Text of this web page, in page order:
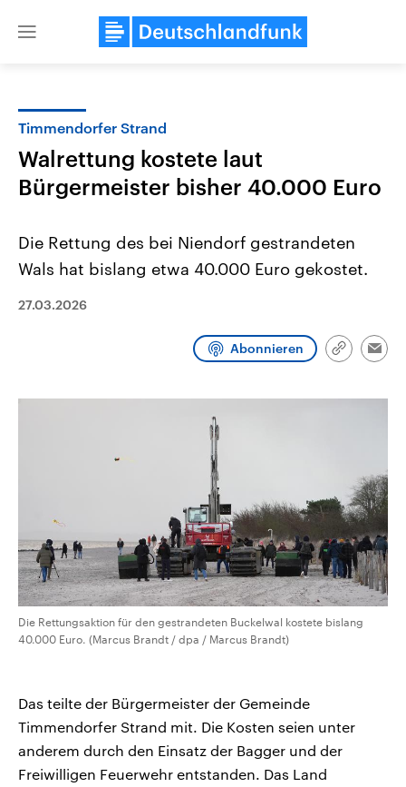
Close
Bundesland von einer Koalition aus
Wahlprogramme, aktuelle Berichte
und Hintergründe zu den Parteien
und Kandidaten der anstehenden
Hintergründe
Wirtschaftlich und
mit großem Einfluss auf
Timmendorfer Strand
Walrettung kostete laut
Bürgermeister bisher 40.000 Euro
Die Rettung des bei Niendorf gestrandeten
Wals hat bislang etwa 40.000 Euro gekostet.
27.03.2026
Abonnieren
Link
Die Rettungsaktion für den gestrandeten Buckelwal kostete bislang
40.000 Euro. (Marcus Brandt / dpa / Marcus Brandt)
Das teilte der Bürgermeister der Gemeinde
Timmendorfer Strand mit. Die Kosten seien unter
anderem durch den Einsatz der Bagger und der
Freiwilligen Feuerwehr entstanden. Das Land